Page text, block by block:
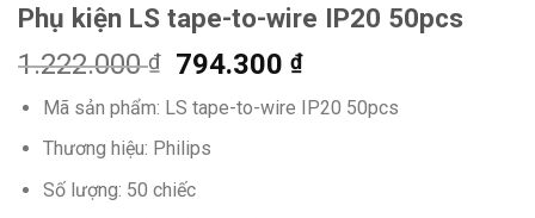
Phụ kiện LS tape-to-wire IP20 50pcs
1.222.000₫
Giá
gốc
là:
1.222.000 ₫.
794.300₫Giá
hiện
tại
Mã sản phẩm: LS tape-to-wire IP20 50pcs
Thương hiệu: Philips
Số lượng: 50 chiếc